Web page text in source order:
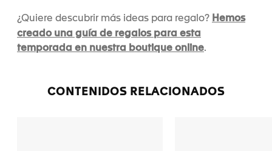
¿Quiere descubrir más ideas para regalo? Hemos
creado una guía de regalos para esta
temporada en nuestra boutique online.
CONTENIDOS RELACIONADOS